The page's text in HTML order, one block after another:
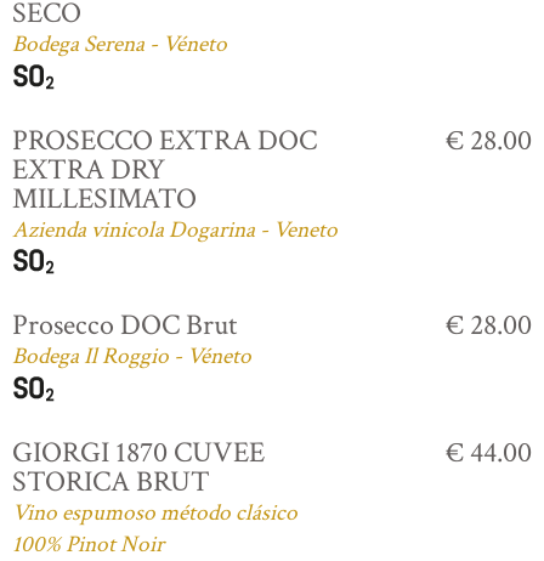
SECO
Bodega Serena - Véneto
PROSECCO EXTRA DOC
EXTRA DRY
MILLESIMATO
Azienda vinicola Dogarina - Veneto
€ 28.00
Prosecco DOC Brut
Bodega Il Roggio - Véneto
€ 28.00
GIORGI 1870 CUVEE
STORICA BRUT
Vino espumoso método clásico
100% Pinot Noir
€ 44.00